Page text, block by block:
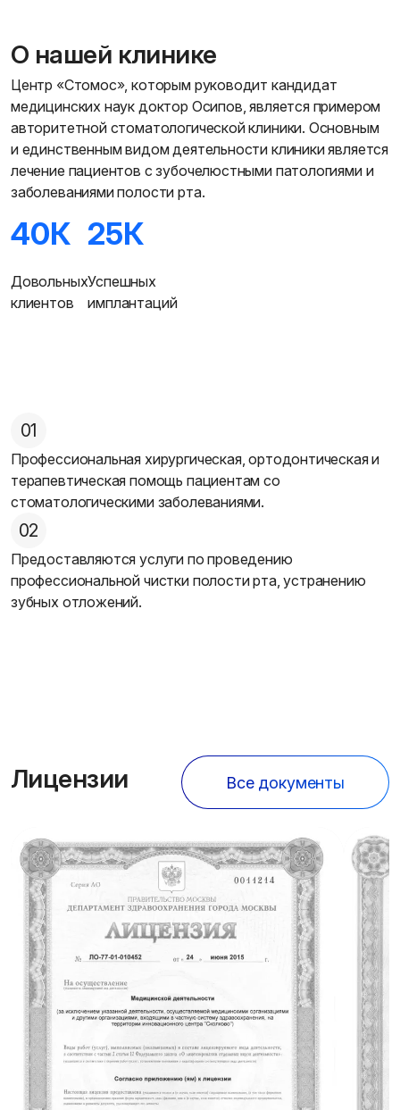
О нашей клинике
Центр «Стомос», которым руководит кандидат
медицинских наук доктор Осипов, является примером
авторитетной стоматологической клиники. Основным
и единственным видом деятельности клиники является
лечение пациентов с зубочелюстными патологиями и
заболеваниями полости рта.
40К
Довольных
клиентов
25К
Успешных
имплантаций
01
Профессиональная хирургическая, ортодонтическая и
терапевтическая помощь пациентам со
стоматологическими заболеваниями.
02
Предоставляются услуги по проведению
профессиональной чистки полости рта, устранению
зубных отложений.
Лицензии Все документы